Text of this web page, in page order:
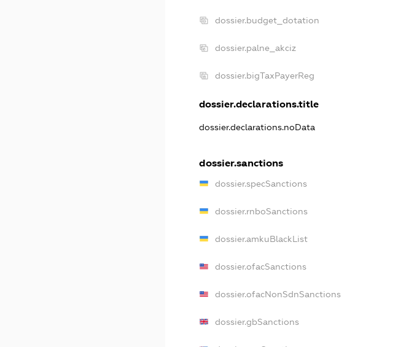
dossier.budget_dotation
dossier.palne_akciz
dossier.bigTaxPayerReg
dossier.declarations.title
dossier.declarations.noData
dossier.sanctions
dossier.specSanctions
dossier.rnboSanctions
dossier.amkuBlackList
dossier.ofacSanctions
dossier.ofacNonSdnSanctions
dossier.gbSanctions